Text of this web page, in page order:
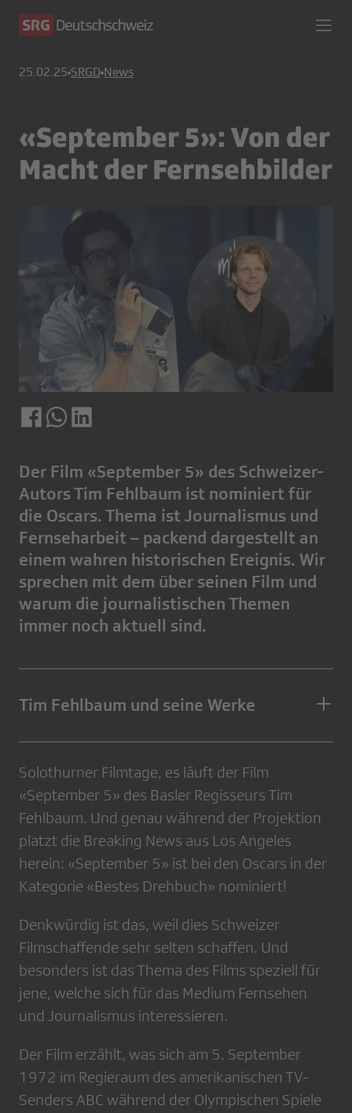
25.02.25 SRGD News
«September 5»: Von der
Macht der Fernsehbilder
Der Film «September 5» des Schweizer-
Autors Tim Fehlbaum ist nominiert für
die Oscars. Thema ist Journalismus und
Fernseharbeit – packend dargestellt an
einem wahren historischen Ereignis. Wir
sprechen mit dem über seinen Film und
warum die journalistischen Themen
immer noch aktuell sind.
Tim Fehlbaum und seine Werke
Solothurner Filmtage, es läuft der Film
«September 5» des Basler Regisseurs Tim
Fehlbaum. Und genau während der Projektion
platzt die Breaking News aus Los Angeles
herein: «September 5» ist bei den Oscars in der
Kategorie «Bestes Drehbuch» nominiert!
Denkwürdig ist das, weil dies Schweizer
Filmschaffende sehr selten schaffen. Und
besonders ist das Thema des Films speziell für
jene, welche sich für das Medium Fernsehen
und Journalismus interessieren.
Der Film erzählt, was sich am 5. September
1972 im Regieraum des amerikanischen TV-
Senders ABC während der Olympischen Spiele